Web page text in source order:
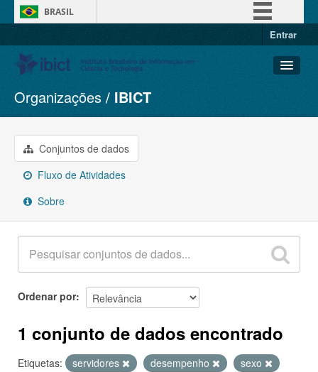
BRASIL
Entrar
Conjuntos de dados
Organizações
Grupos
Sobre
Organizações IBICT
Conjuntos de dados
Fluxo de Atividades
Sobre
Ordenar por
1 conjunto de dados encontrado
Etiquetas: servidores desempenho
sexo